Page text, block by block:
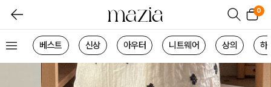
0
베스트 신상 아우터 니트웨어 상의 하